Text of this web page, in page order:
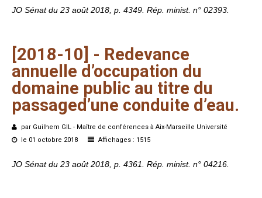
JO Sénat du 23 août 2018, p. 4349. Rép. minist. n° 02393.
[2018-10] - Redevance
annuelle d’occupation du
domaine public au titre du
passaged’une conduite d’eau.
par Guilhem GIL - Maître de conférences à Aix-Marseille Université
le 01 octobre 2018
Affichages : 1515
JO Sénat du 23 août 2018, p. 4361. Rép. minist. n° 04216.